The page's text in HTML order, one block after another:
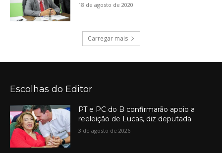
18 de agosto de 2020
Carregar mais
Escolhas do Editor
PT e PC do B confirmarão apoio a
reeleição de Lucas, diz deputada
3 de agosto de 2026